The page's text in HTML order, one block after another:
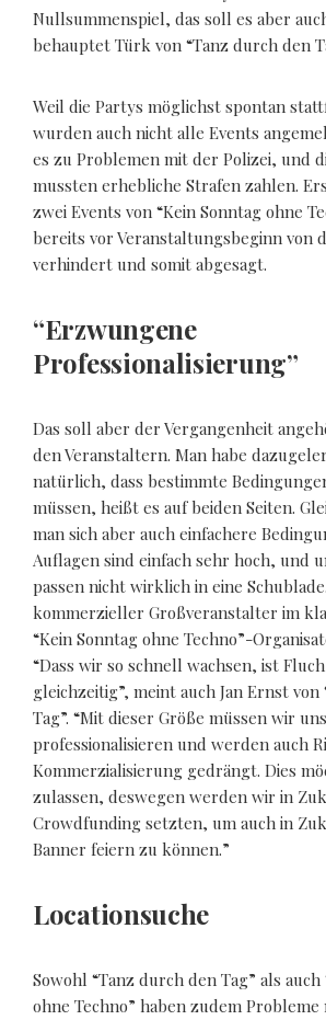
Nullsummenspiel, das soll es aber
behauptet Türk von “Tanz durch den
Weil die Partys möglichst spontan
wurden auch nicht alle Events
es zu Problemen mit der Polizei, und
mussten erhebliche Strafen zahlen.
zwei Events von “Kein Sonntag ohne
bereits vor Veranstaltungsbeginn von
verhindert und somit abgesagt.
“Erzwungene
Professionalisierung”
Das soll aber der Vergangenheit
den Veranstaltern. Man habe
natürlich, dass bestimmte
müssen, heißt es auf beiden Seiten.
man sich aber auch einfachere
Auflagen sind einfach sehr hoch, und
passen nicht wirklich in eine
kommerzieller Großveranstalter im
“Kein Sonntag ohne Techno”-
“Dass wir so schnell wachsen, ist
gleichzeitig”, meint auch Jan Ernst
Tag”. “Mit dieser Größe müssen wir
professionalisieren und werden auch
Kommerzialisierung gedrängt. Dies
zulassen, deswegen werden wir in
Crowdfunding setzten, um auch in
Banner feiern zu können.”
Locationsuche
Sowohl “Tanz durch den Tag” als auch
ohne Techno” haben zudem